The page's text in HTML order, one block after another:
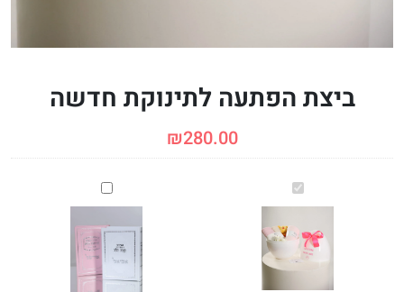
ביצת הפתעה לתינוקת חדשה
₪280.00
ביצת
הפתעה
לתינוקת
חדשה
סידור
ממותג